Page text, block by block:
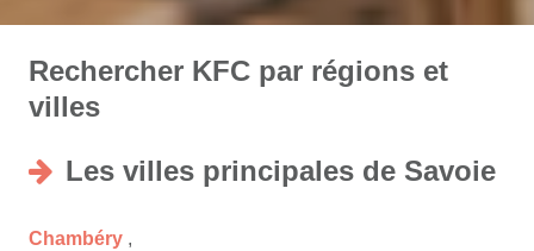
Rechercher KFC par régions et
villes
Les villes principales de Savoie
Chambéry ,